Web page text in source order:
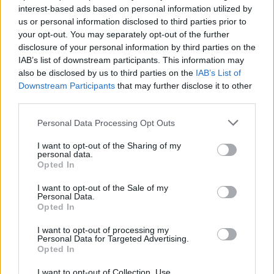
interest-based ads based on personal information utilized by
us or personal information disclosed to third parties prior to
your opt-out. You may separately opt-out of the further
disclosure of your personal information by third parties on the
IAB’s list of downstream participants. This information may
also be disclosed by us to third parties on the IAB’s List of
Downstream Participants that may further disclose it to other
Personal Data Processing Opt Outs
I want to opt-out of the Sharing of my
personal data.
Opted In
I want to opt-out of the Sale of my
Personal Data.
Opted In
I want to opt-out of processing my
Personal Data for Targeted Advertising.
Opted In
Il 6 ottobre, alle ore 15 e 16.30, MUS.E organizza una
doppia visita guidata dal titolo Ritratti femminili.
Conversazioni intorno ai dipinti della Raccolta Della
quello della pratica artistica dei primi decenni del
Novecento, l’attenzione dell’artista si appunta
insistentemente sull’universo femminile. La Raccolta
Alberto Della Ragione, nucleo fondante del Museo
Novecento, è rappresentativa di questo interesse offrendo
madri, sorelle, compagne, colleghe, amiche, sconosciute –
che a vario titolo hanno ispirato il lavoro degli artisti. La